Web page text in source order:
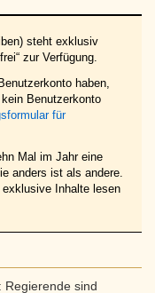
steht exklusiv
zur Verfügung.
haben,
Benutzerkonto
für
Mal im Jahr eine
anders ist als andere.
exklusive Inhalte lesen
Regierende sind